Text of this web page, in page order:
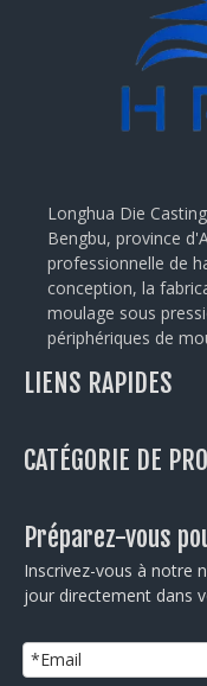
Longhua Die
Bengbu, province
professionnelle de
conception, la
moulage sous
périphériques de
LIENS RAPIDES
CATÉGORIE DE
Préparez-vous
Inscrivez-vous à notre
jour directement dans